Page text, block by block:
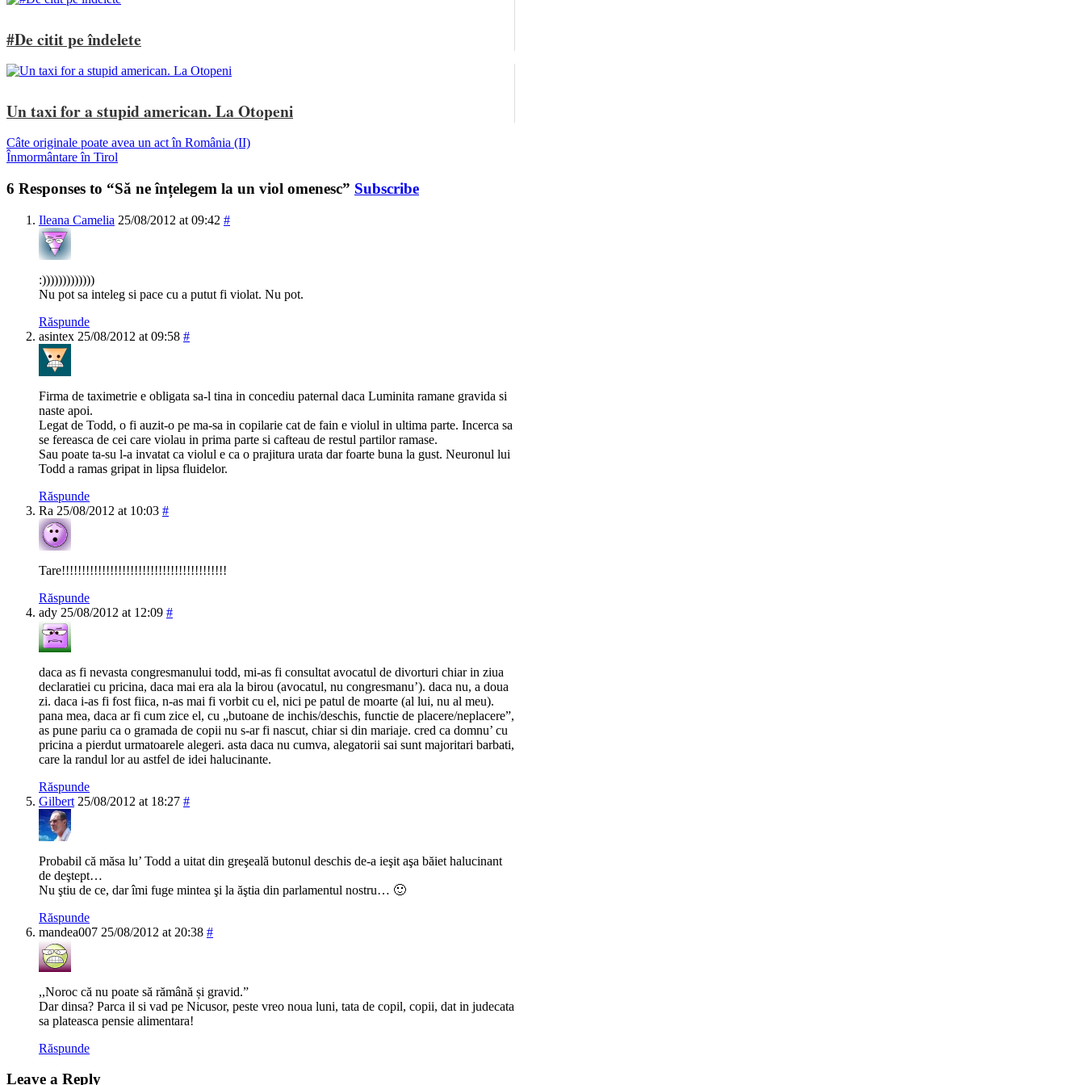
#De citit pe îndelete
Un taxi for a stupid american. La Otopeni
Câte originale poate avea un act în România (II)
Înmormântare în Tirol
6 Responses to “Să ne înțelegem la un viol omenesc” Subscribe
Ileana Camelia 25/08/2012 at 09:42 #
:)))))))))))))
Nu pot sa inteleg si pace cu a putut fi violat. Nu pot.
Răspunde
asintex 25/08/2012 at 09:58 #
Firma de taximetrie e obligata sa-l tina in concediu paternal daca Luminita ramane gravida si
naste apoi.
Legat de Todd, o fi auzit-o pe ma-sa in copilarie cat de fain e violul in ultima parte. Incerca sa
se fereasca de cei care violau in prima parte si cafteau de restul partilor ramase.
Sau poate ta-su l-a invatat ca violul e ca o prajitura urata dar foarte buna la gust. Neuronul lui
Todd a ramas gripat in lipsa fluidelor.
Răspunde
Ra 25/08/2012 at 10:03 #
Tare!!!!!!!!!!!!!!!!!!!!!!!!!!!!!!!!!!!!!!!!!
Răspunde
ady 25/08/2012 at 12:09 #
daca as fi nevasta congresmanului todd, mi-as fi consultat avocatul de divorturi chiar in ziua
declaratiei cu pricina, daca mai era ala la birou (avocatul, nu congresmanu’). daca nu, a doua
zi. daca i-as fi fost fiica, n-as mai fi vorbit cu el, nici pe patul de moarte (al lui, nu al meu).
pana mea, daca ar fi cum zice el, cu „butoane de inchis/deschis, functie de placere/neplacere”,
as pune pariu ca o gramada de copii nu s-ar fi nascut, chiar si din mariaje. cred ca domnu’ cu
pricina a pierdut urmatoarele alegeri. asta daca nu cumva, alegatorii sai sunt majoritari barbati,
care la randul lor au astfel de idei halucinante.
Răspunde
Gilbert 25/08/2012 at 18:27 #
Probabil că măsa lu’ Todd a uitat din greşeală butonul deschis de-a ieşit aşa băiet halucinant
de deştept…
Nu ştiu de ce, dar îmi fuge mintea şi la ăştia din parlamentul nostru… 🙂
Răspunde
mandea007 25/08/2012 at 20:38 #
,,Noroc că nu poate să rămână și gravid.”
Dar dinsa? Parca il si vad pe Nicusor, peste vreo noua luni, tata de copil, copii, dat in judecata
sa plateasca pensie alimentara!
Răspunde
Leave a Reply